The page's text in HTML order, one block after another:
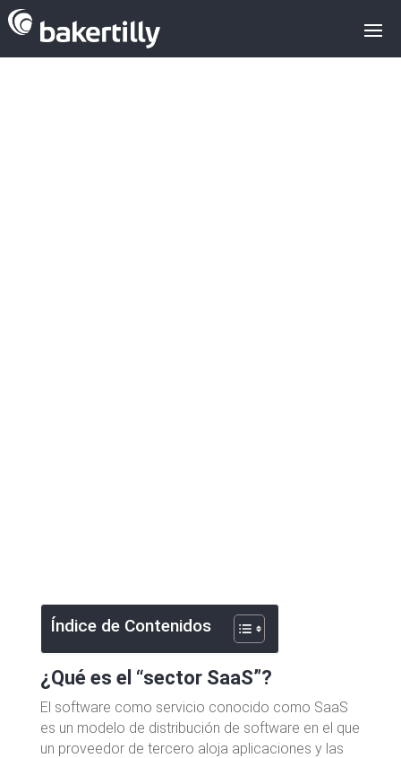
Índice de Contenidos
¿Qué es el “sector SaaS”?
El software como servicio conocido como SaaS
es un modelo de distribución de software en el que
un proveedor de tercero aloja aplicaciones y las